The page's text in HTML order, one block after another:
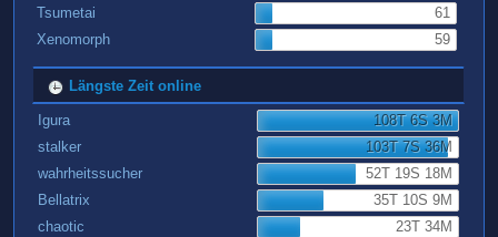
Tsumetai
61
Xenomorph
59
Längste Zeit online
Igura
108T 6S 3M
stalker
103T 7S 36M
wahrheitssucher
52T 19S 18M
Bellatrix
35T 10S 9M
chaotic
23T 34M